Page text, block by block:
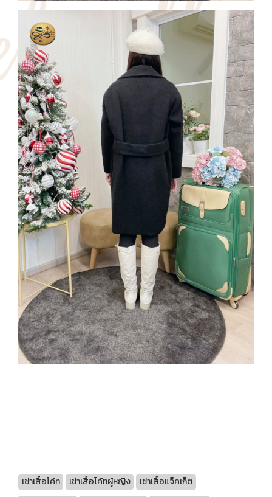
เช่าเสื้อโค้ท เช่าเสื้อโค้ทผู้หญิง
เช่าเสื้อแจ็คเก็ต